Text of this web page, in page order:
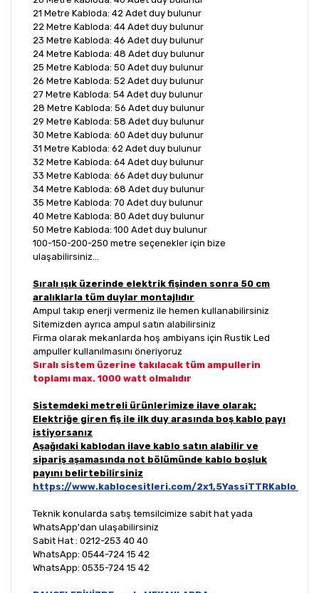
21 Metre Kabloda: 42 Adet duy bulunur
22 Metre Kabloda: 44 Adet duy bulunur
23 Metre Kabloda: 46 Adet duy bulunur
24 Metre Kabloda: 48 Adet duy bulunur
25 Metre Kabloda: 50 Adet duy bulunur
26 Metre Kabloda: 52 Adet duy bulunur
27 Metre Kabloda: 54 Adet duy bulunur
28 Metre Kabloda: 56 Adet duy bulunur
29 Metre Kabloda: 58 Adet duy bulunur
30 Metre Kabloda: 60 Adet duy bulunur
31 Metre Kabloda: 62 Adet duy bulunur
32 Metre Kabloda: 64 Adet duy bulunur
33 Metre Kabloda: 66 Adet duy bulunur
34 Metre Kabloda: 68 Adet duy bulunur
35 Metre Kabloda: 70 Adet duy bulunur
40 Metre Kabloda: 80 Adet duy bulunur
50 Metre Kabloda: 100 Adet duy bulunur
100-150-200-250 metre seçenekler için bize
ulaşabilirsiniz...
Sıralı ışık üzerinde elektrik fişinden sonra 50 cm
aralıklarla tüm duylar montajlıdır
Ampul takıp enerji vermeniz ile hemen kullanabilirsiniz
Sitemizden ayrıca ampul satın alabilirsiniz
Firma olarak mekanlarda hoş ambiyans için Rustik Led
ampuller kullanılmasını öneriyoruz
Sıralı sistem üzerine takılacak tüm ampullerin
toplamı max. 1000 watt olmalıdır
Sistemdeki metreli ürünlerimize ilave olarak;
Elektriğe giren fiş ile ilk duy arasında boş kablo payı
istiyorsanız
Aşağıdaki kablodan ilave kablo satın alabilir ve
sipariş aşamasında not bölümünde kablo boşluk
payını belirtebilirsiniz
https://www.kablocesitleri.com/2x1,5YassiTTRKablo
Teknik konularda satış temsilcimize sabit hat yada
WhatsApp'dan ulaşabilirsiniz
Sabit Hat : 0212-253 40 40
WhatsApp: 0544-724 15 42
WhatsApp: 0535-724 15 42